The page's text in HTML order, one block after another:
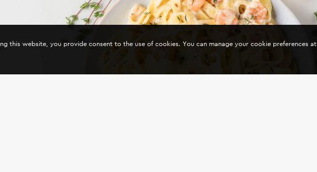
this website, you provide consent to the use of cookies. You can manage your cookie preferences at